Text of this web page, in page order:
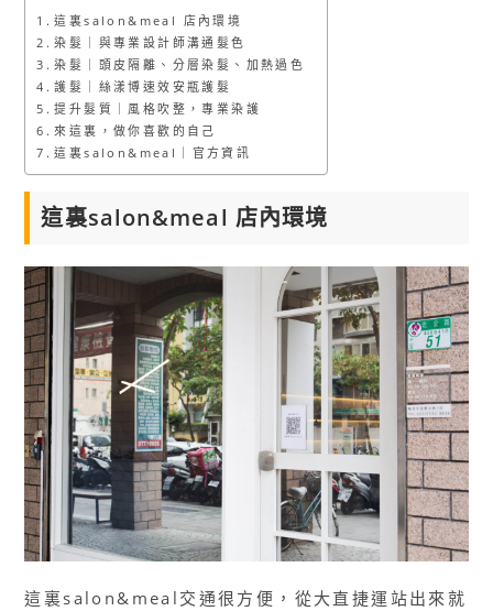
這裏salon&meal 店內環境
染髮｜與專業設計師溝通髮色
染髮｜頭皮隔離、分層染髮、加熱過色
護髮｜絲漾博速效安瓶護髮
提升髮質｜風格吹整，專業染護
來這裏，做你喜歡的自己
這裏salon&meal｜官方資訊
這裏salon&meal 店內環境
這裏salon&meal交通很方便，從大直捷運站出來就